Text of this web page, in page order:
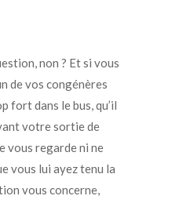
non ? Et si vous
de vos congénères
fort dans le bus, qu’il
votre sortie de
vous regarde ni ne
vous lui ayez tenu la
vous concerne,